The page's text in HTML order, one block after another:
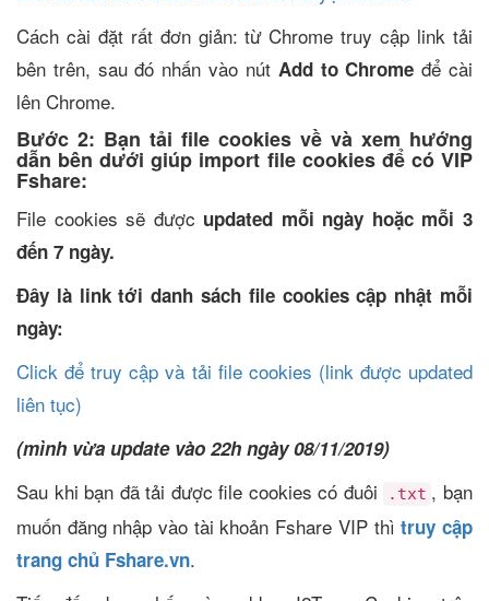
Cách cài đặt rất đơn giản: từ Chrome truy cập link tải
bên trên, sau đó nhấn vào nút Add to Chrome để cài
lên Chrome.
Bước 2: Bạn tải file cookies về và xem hướng
dẫn bên dưới giúp import file cookies để có VIP
Fshare:
File cookies sẽ được updated mỗi ngày hoặc mỗi 3
đến 7 ngày.
Đây là link tới danh sách file cookies cập nhật mỗi
ngày:
Click để truy cập và tải file cookies (link được updated
liên tục)
(mình vừa update vào 22h ngày 08/11/2019)
Sau khi bạn đã tải được file cookies có đuôi .txt , bạn
muốn đăng nhập vào tài khoản Fshare VIP thì truy cập
trang chủ Fshare.vn.